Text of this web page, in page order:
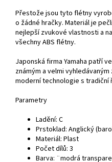
Přestože jsou tyto flétny
o žádné hračky. Materiál je
nejlepší zvukové vlastnosti a
všechny ABS flétny.
Japonská firma Yamaha patří
známým a velmi
moderní technologie s tradiční
Parametry
Ladění: C
Prstoklad: Anglický
Materiál: Plast
Počet dílů: 3
Barva: ¨modrá